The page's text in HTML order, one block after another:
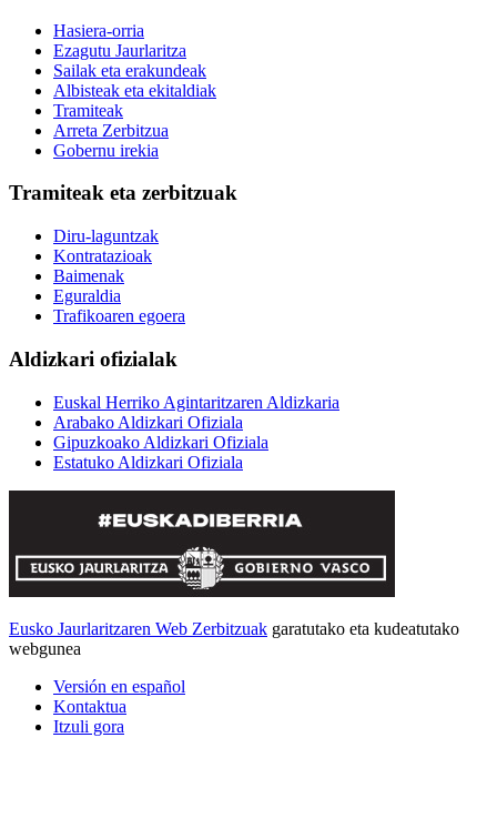
Hasiera-orria
Ezagutu Jaurlaritza
Sailak eta erakundeak
Albisteak eta ekitaldiak
Tramiteak
Arreta Zerbitzua
Gobernu irekia
Tramiteak eta zerbitzuak
Diru-laguntzak
Kontratazioak
Baimenak
Eguraldia
Trafikoaren egoera
Aldizkari ofizialak
Euskal Herriko Agintaritzaren Aldizkaria
Arabako Aldizkari Ofiziala
Gipuzkoako Aldizkari Ofiziala
Estatuko Aldizkari Ofiziala
Eusko Jaurlaritzaren Web Zerbitzuak garatutako eta kudeatutako
webgunea
Versión en español
Kontaktua
Itzuli gora